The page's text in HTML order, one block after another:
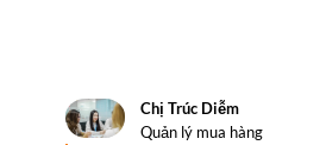
Chị Trúc Diễm
Quản lý mua hàng